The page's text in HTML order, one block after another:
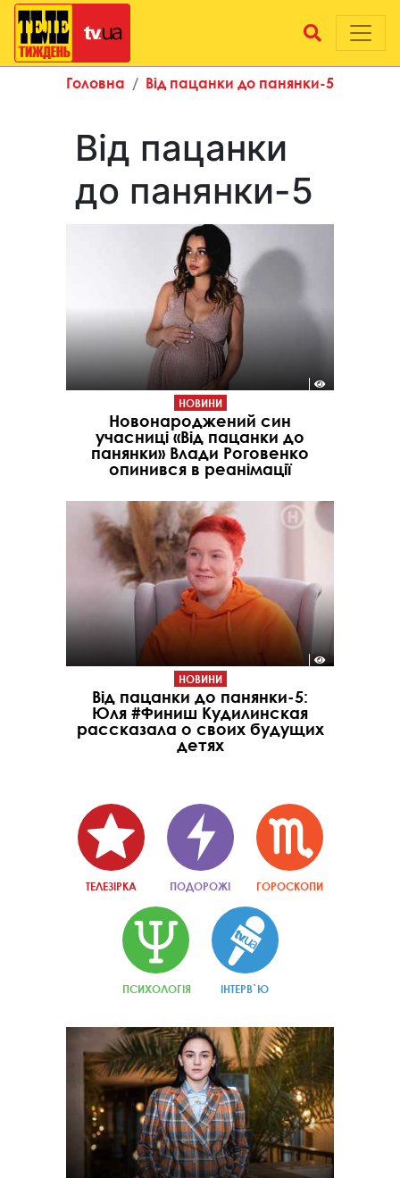
Головна Від пацанки до панянки-5
Від пацанки
до панянки-5
НОВИНИ
Новонароджений син
учасниці «Від пацанки до
панянки» Влади Роговенко
опинився в реанімації
НОВИНИ
Від пацанки до панянки-5:
Юля #Финиш Кудилинская
рассказала о своих будущих
детях
ТЕЛЕЗІРКА ПОДОРОЖІ ГОРОСКОПИ
ПСИХОЛОГІЯ ІНТЕРВ`Ю